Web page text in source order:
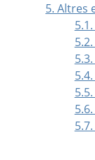
5. Altres